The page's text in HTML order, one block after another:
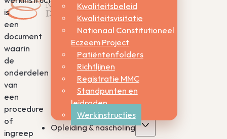
Kwaliteitsbeleid
Kwaliteitsvisitatie
Nationaal Constitutioneel
Eczeem Project
Patiëntenfolders
Richtlijnen
Registratie MMC
Standpunten en
leidraden
Werkinstructies
Opleiding & nascholing
is
een
document
waarin
de
onderdelen
van
een
procedure
of
ingreep